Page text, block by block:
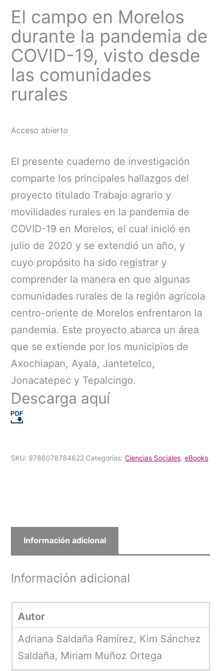
El campo en Morelos
durante la pandemia de
COVID-19, visto desde
las comunidades
rurales
Acceso abierto
El presente cuaderno de investigación
comparte los principales hallazgos del
proyecto titulado Trabajo agrario y
movilidades rurales en la pandemia de
COVID-19 en Morelos, el cual inició en
julio de 2020 y se extendió un año, y
cuyo propósito ha sido registrar y
comprender la manera en que algunas
comunidades rurales de la región agrícola
centro-oriente de Morelos enfrentaron la
pandemia. Este proyecto abarca un área
que se extiende por los municipios de
Axochiapan, Ayala, Jantetelco,
Jonacatepec y Tepalcingo.
Descarga aquí
SKU: 9786078784622 Categorías:Ciencias Sociales,eBooks
Información adicional
Información adicional
Autor
Adriana Saldaña Ramírez, Kim Sánchez
Saldaña, Miriam Muñoz Ortega